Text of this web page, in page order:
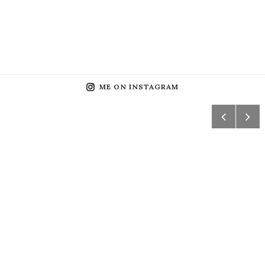
ME ON INSTAGRAM